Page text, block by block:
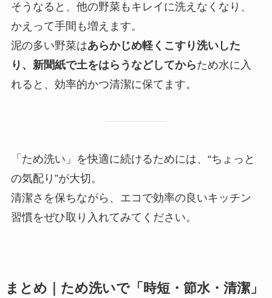
そうなると、他の野菜もキレイに洗えなくなり、
かえって手間も増えます。
泥の多い野菜はあらかじめ軽くこすり洗いした
り、新聞紙で土をはらうなどしてからため水に入
れると、効率的かつ清潔に保てます。
「ため洗い」を快適に続けるためには、“ちょっと
の気配り”が大切。
清潔さを保ちながら、エコで効率の良いキッチン
習慣をぜひ取り入れてみてください。
まとめ｜ため洗いで「時短・節水・清潔」